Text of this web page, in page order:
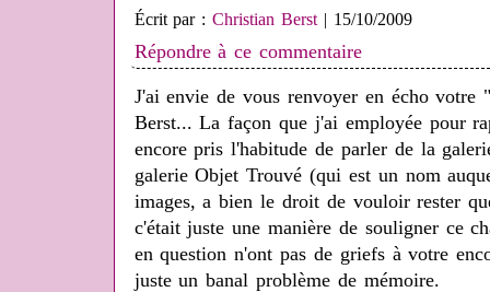
Écrit par :Christian Berst| 15/10/2009
Répondre à ce commentaire
J'ai envie de vous renvoyer en écho
Berst... La façon que j'ai employée pour
encore pris l'habitude de parler de la
galerie Objet Trouvé (qui est un nom
images, a bien le droit de vouloir rester
c'était juste une manière de souligner ce
en question n'ont pas de griefs à votre
juste un banal problème de mémoire.